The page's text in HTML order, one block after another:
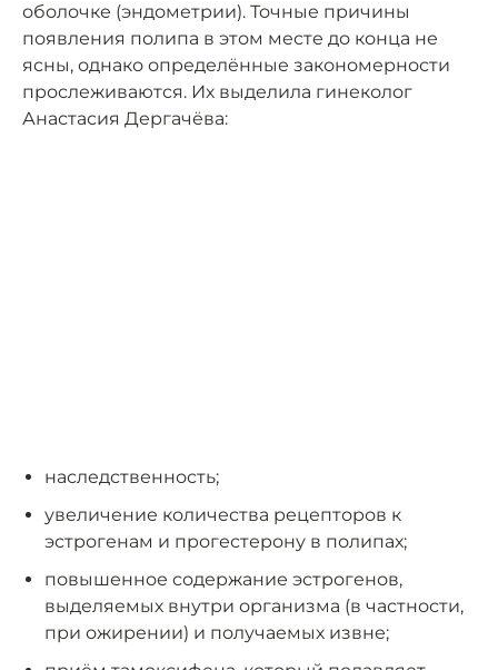
оболочке (эндометрии). Точные причины
появления полипа в этом месте до конца не
ясны, однако определённые закономерности
прослеживаются. Их выделила гинеколог
Анастасия Дергачёва:
наследственность;
увеличение количества рецепторов к
эстрогенам и прогестерону в полипах;
повышенное содержание эстрогенов,
выделяемых внутри организма (в частности,
при ожирении) и получаемых извне;